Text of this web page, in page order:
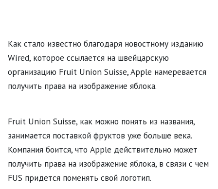
Как стало известно благодаря новостному изданию
Wired, которое ссылается на швейцарскую
организацию Fruit Union Suisse, Apple намеревается
получить права на изображение яблока.
Fruit Union Suisse, как можно понять из названия,
занимается поставкой фруктов уже больше века.
Компания боится, что Apple действительно может
получить права на изображение яблока, в связи с чем
FUS придется поменять свой логотип.